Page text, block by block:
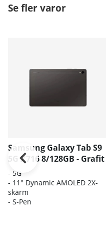
Se fler varor
Samsung Galaxy Tab S9
5G X716 8/128GB - Grafit
- 5G
- 11" Dynamic AMOLED 2X-
skärm
- S-Pen